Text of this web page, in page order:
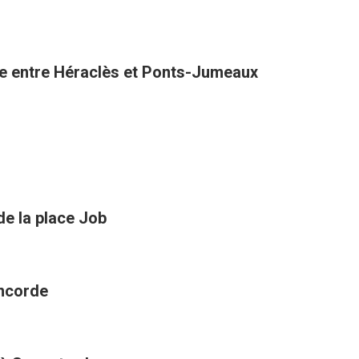
entre Héraclès et Ponts-Jumeaux
la place Job